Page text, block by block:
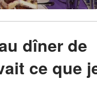
dîner de
ce que